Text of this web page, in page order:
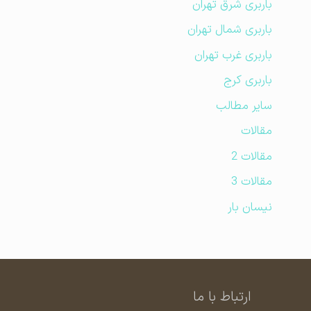
باربری شرق تهران
باربری شمال تهران
باربری غرب تهران
باربری کرج
سایر مطالب
مقالات
مقالات 2
مقالات 3
نیسان بار
ارتباط با ما